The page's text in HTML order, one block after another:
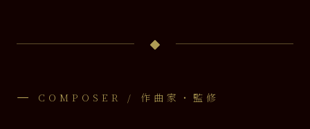
COMPOSER / 作曲家・監修